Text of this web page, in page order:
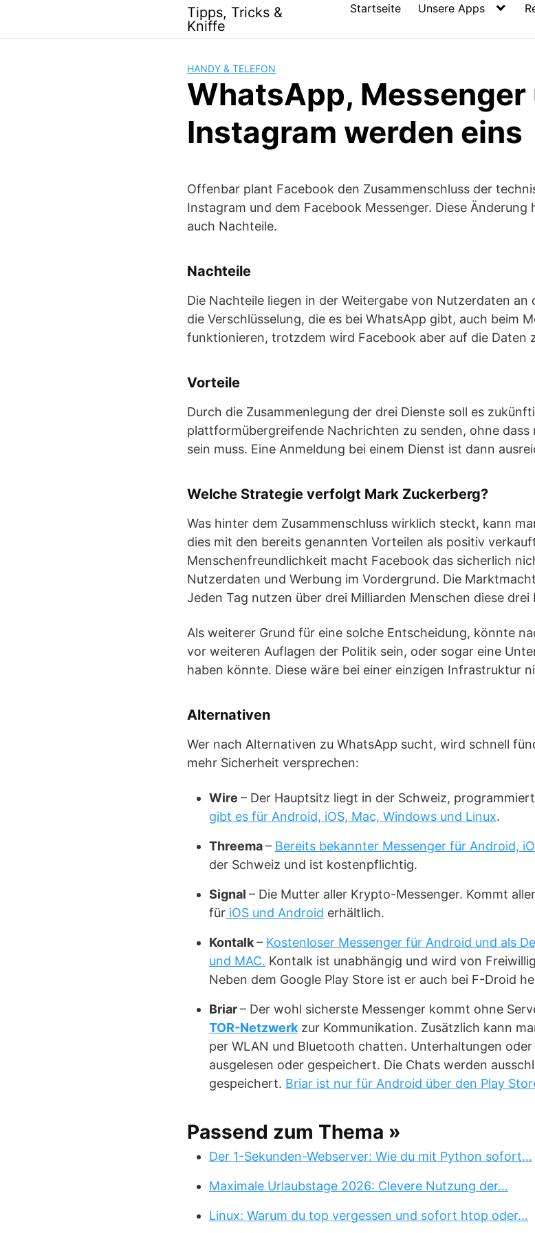
content
Tipps, Tricks &
Kniffe
Startseite Unsere Apps
HANDY & TELEFON
WhatsApp, Messenger
Instagram werden eins
Offenbar plant Facebook den Zusammenschluss der
Instagram und dem Facebook Messenger. Diese
auch Nachteile.
Nachteile
Die Nachteile liegen in der Weitergabe von Nutzerdaten
die Verschlüsselung, die es bei WhatsApp gibt, auch beim
funktionieren, trotzdem wird Facebook aber auf die Daten
Vorteile
Durch die Zusammenlegung der drei Dienste soll es
plattformübergreifende Nachrichten zu senden, ohne dass
sein muss. Eine Anmeldung bei einem Dienst ist dann
Welche Strategie verfolgt Mark Zuckerberg?
Was hinter dem Zusammenschluss wirklich steckt, kann
dies mit den bereits genannten Vorteilen als positiv
Menschenfreundlichkeit macht Facebook das sicherlich
Nutzerdaten und Werbung im Vordergrund. Die
Jeden Tag nutzen über drei Milliarden Menschen diese drei
Als weiterer Grund für eine solche Entscheidung, könnte
vor weiteren Auflagen der Politik sein, oder sogar eine
haben könnte. Diese wäre bei einer einzigen Infrastruktur
Alternativen
Wer nach Alternativen zu WhatsApp sucht, wird schnell
mehr Sicherheit versprechen:
Wire – Der Hauptsitz liegt in der Schweiz,
gibt es für Android, iOS, Mac, Windows und Linux.
Threema– Bereits bekannter Messenger für Android,
der Schweiz und ist kostenpflichtig.
Signal – Die Mutter aller Krypto-Messenger. Kommt
für iOS und Android erhältlich.
Kontalk– Kostenloser Messenger für Android und als
und MAC. Kontalk ist unabhängig und wird von
Neben dem Google Play Store ist er auch bei F-Droid
Briar– Der wohl sicherste Messenger kommt ohne
TOR-Netzwerk zur Kommunikation. Zusätzlich kann
per WLAN und Bluetooth chatten. Unterhaltungen
ausgelesen oder gespeichert. Die Chats werden
gespeichert. Briar ist nur für Android über den Play
Passend zum Thema »
Der 1-Sekunden-Webserver: Wie du mit Python sofort…
Maximale Urlaubstage 2026: Clevere Nutzung der…
Linux: Warum du top vergessen und sofort htop oder…